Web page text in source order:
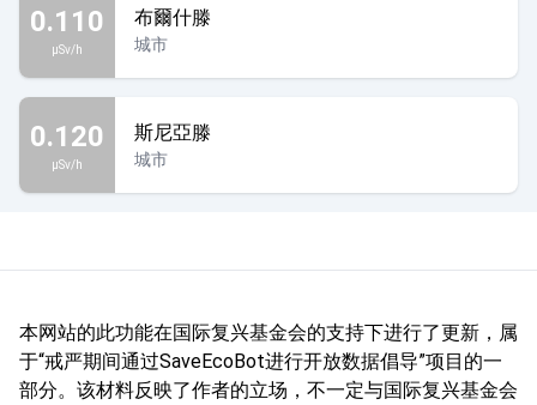
0.110
µSv/h
布爾什滕
城市
0.120
µSv/h
斯尼亞滕
城市
本网站的此功能在国际复兴基金会的支持下进行了更新，属
于“戒严期间通过SaveEcoBot进行开放数据倡导”项目的一
部分。该材料反映了作者的立场，不一定与国际复兴基金会